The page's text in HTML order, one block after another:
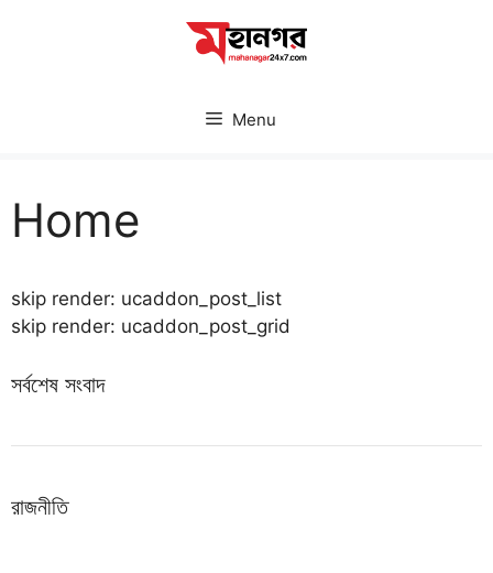
Menu
Home
skip render: ucaddon_post_list
skip render: ucaddon_post_grid
সর্বশেষ সংবাদ
রাজনীতি